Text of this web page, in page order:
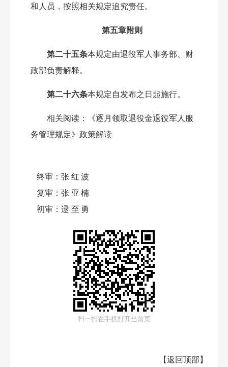
和人员，按照相关规定追究责任。
第五章附则
第二十五条本规定由退役军人事务部、财
政部负责解释。
第二十六条本规定自发布之日起施行。
相关阅读：
《逐月领取退役金退役军人服
务管理规定》政策解读
终审： 张红波
复审： 张亚楠
初审： 逯至勇
扫一扫在手机打开当前页
【返回顶部 】